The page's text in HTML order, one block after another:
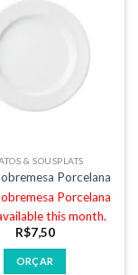
& SOUSPLATS
Porcelana
Porcelana
this month.
R$7,50
ORÇAR